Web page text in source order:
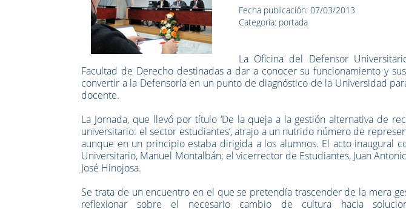
Fecha publicación: 07/03/2013
Categoría: portada
La Oficina del Defensor
Facultad de Derecho destinadas a dar a conocer su funcionamiento y
convertir a la Defensoría en un punto de diagnóstico de la Universidad
docente.
La Jornada, que llevó por título ‘De la queja a la gestión alternativa de
universitario: el sector estudiantes’, atrajo a un nutrido número de
aunque en un principio estaba dirigida a los alumnos. El acto inaugural
Universitario, Manuel Montalbán; el vicerrector de Estudiantes, Juan
José Hinojosa.
Se trata de un encuentro en el que se pretendía trascender de la mera
reflexionar sobre el necesario cambio de cultura hacia